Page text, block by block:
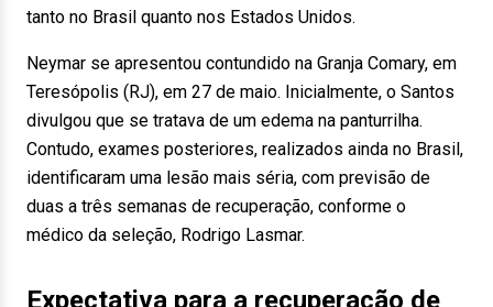
tanto no Brasil quanto nos Estados Unidos.
Neymar se apresentou contundido na Granja Comary, em
Teresópolis (RJ), em 27 de maio. Inicialmente, o Santos
divulgou que se tratava de um edema na panturrilha.
Contudo, exames posteriores, realizados ainda no Brasil,
identificaram uma lesão mais séria, com previsão de
duas a três semanas de recuperação, conforme o
médico da seleção, Rodrigo Lasmar.
Expectativa para a recuperação de